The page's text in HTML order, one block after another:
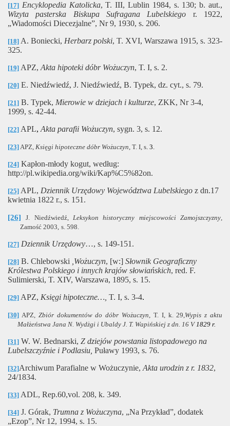
[17] Encyklopedia Katolicka, T. III, Lublin 1984, s. 130; b. aut.,
Wizyta pasterska Biskupa Sufragana Lubelskiego r. 1922,
„Wiadomości Diecezjalne”, Nr 9, 1930, s. 206.
[18] A. Boniecki, Herbarz polski, T. XVI, Warszawa 1915, s. 323-
325.
[19] APZ, Akta hipoteki dóbr Wożuczyn, T. I, s. 2.
[20] E. Niedźwiedź, J. Niedźwiedź, B. Typek, dz. cyt., s. 79.
[21] B. Typek, Mierowie w dziejach i kulturze, ZKK, Nr 3-4,
1999, s. 42-44.
[22] APL, Akta parafii Wożuczyn, sygn. 3, s. 12.
[23]APZ, Księgi hipoteczne dóbr Wożuczyn, T. I, s. 3.
[24] Kapłon-młody kogut, według:
http://pl.wikipedia.org/wiki/Kap%C5%82on.
[25] APL, Dziennik Urzędowy Województwa Lubelskiego z dn.17
kwietnia 1822 r., s. 151.
[26] J. Niedźwiedź,Leksykon historyczny miejscowości Zamojszczyzny,
Zamość 2003, s. 598.
[27] Dziennik Urzędowy…, s. 149-151.
[28] B. Chlebowski ,Wożuczyn, [w:] Słownik Geograficzny
Królestwa Polskiego i innych krajów słowiańskich, red. F.
Sulimierski, T. XIV, Warszawa, 1895, s. 15.
[29] APZ, Księgi hipoteczne…, T. I, s. 3-4.
[30] APZ, Zbiór dokumentów do dóbr Wożuczyn, T. I, k. 29,Wypis z aktu
Małżeństwa Jana N. Wydżgi i Ubaldy J. T. Wapińskiej z dn. 16 V1829 r.
[31] W. W. Bednarski, Z dziejów powstania listopadowego na
Lubelszczyźnie i Podlasiu, Puławy 1993, s. 76.
[32]Archiwum Parafialne w Wożuczynie, Akta urodzin z r. 1832,
24/1834.
[33] ADL, Rep.60,vol. 208, k. 349.
[34] J. Górak, Trumna z Wożuczyna, „Na Przykład”, dodatek
„Ezop”, Nr 12, 1994, s. 15.